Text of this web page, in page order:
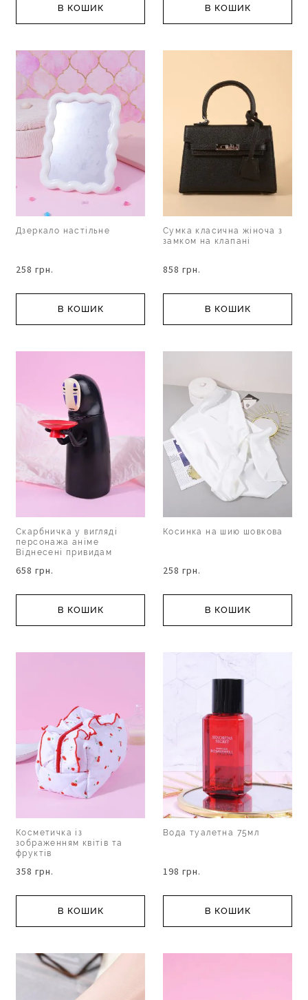
В КОШИК В КОШИК
Дзеркало настільне
258 грн.
В КОШИК
Сумка класична жіноча з
замком на клапані
858 грн.
В КОШИК
Скарбничка у вигляді
персонажа аніме
Віднесені привидам
658 грн.
В КОШИК
Косинка на шию шовкова
258 грн.
В КОШИК
Косметичка із
зображенням квітів та
фруктів
358 грн.
В КОШИК
Вода туалетна 75мл
198 грн.
В КОШИК